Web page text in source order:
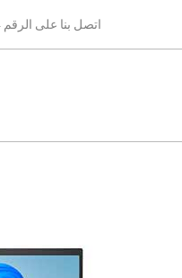
اتصل بنا على الرقم 0968041984